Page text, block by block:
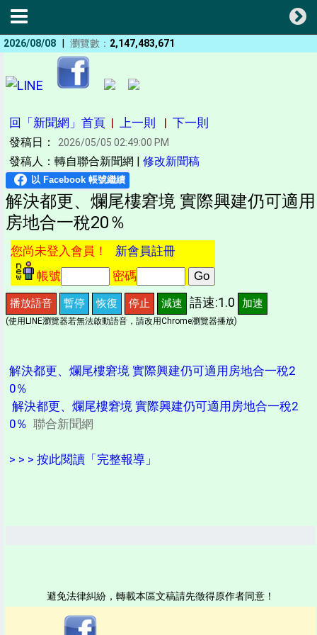
2026/08/08 | 瀏覽數： 2,147,483,671
回「新聞網」首頁 | 上一則 | 下一則
發稿日： 2026/05/05 02:49:00 PM
發稿人：轉自聯合新聞網 | 修改新聞稿
解決都更、爛尾樓窘境 實際興建仍可適用
房地合一稅20％
您尚未登入會員！ 新會員註冊
帳號
密碼
播放語音 暫停 恢復 停止 減速 語速:1.0 加速
(使用LINE瀏覽器若無法啟動語音，請改用Chrome瀏覽器播放)
解決都更、爛尾樓窘境 實際興建仍可適用房地合一稅2
0％
解決都更、爛尾樓窘境 實際興建仍可適用房地合一稅2
0％ 聯合新聞網
> > > 按此閱讀「完整報導」
避免法律糾紛，轉載本區文稿請先徵得原作者同意！